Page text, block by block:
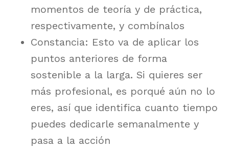
momentos de teoría y de práctica,
respectivamente, y combínalos
Constancia: Esto va de aplicar los
puntos anteriores de forma
sostenible a la larga. Si quieres ser
más profesional, es porqué aún no lo
eres, así que identifica cuanto tiempo
puedes dedicarle semanalmente y
pasa a la acción